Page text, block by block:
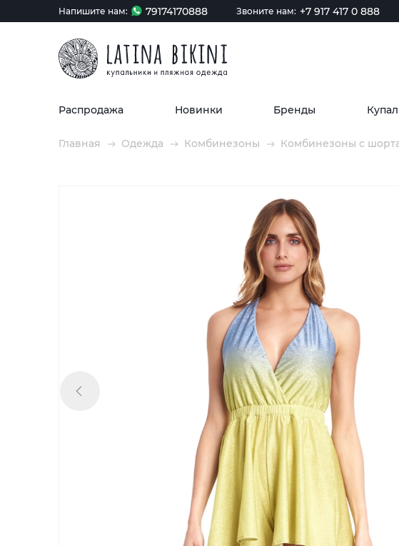
Напишите нам: 79174170888 Звоните нам: +7 917 417 0 888
Распродажа Новинки Бренды
Главная Одежда Комбинезоны Комбинезоны с